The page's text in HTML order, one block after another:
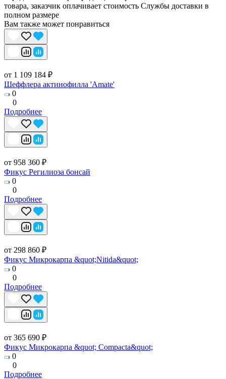
товара, заказчик оплачивает стоимость Службы доставки в
полном размере
Вам также может понравиться
от 1 109 184 ₽
Шеффлера актинофилла 'Amate'
0
0
Подробнее
от 958 360 ₽
Фикус Регилиоза бонсай
0
0
Подробнее
от 298 860 ₽
Фикус Микрокарпа &quot;Nitida&quot;
0
0
Подробнее
от 365 690 ₽
Фикус Микрокарпа &quot; Compacta&quot;
0
0
Подробнее